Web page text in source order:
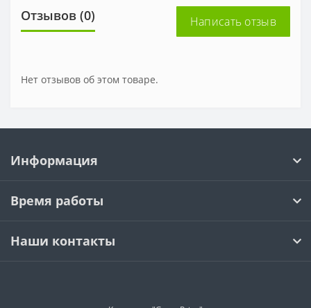
Отзывов (0) Написать отзыв
Нет отзывов об этом товаре.
Информация
Время работы
Наши контакты